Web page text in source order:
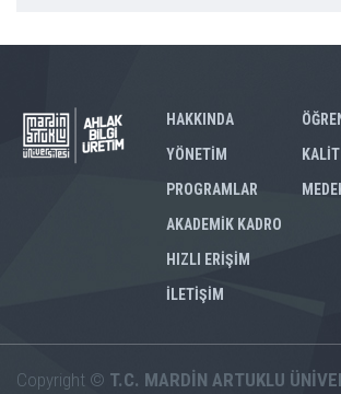
HAKKINDA
YÖNETİM
PROGRAMLAR
AKADEMİK KADRO
HIZLI ERİŞİM
İLETİŞİM
Copyright © T.C. MARDİN ARTUKLU